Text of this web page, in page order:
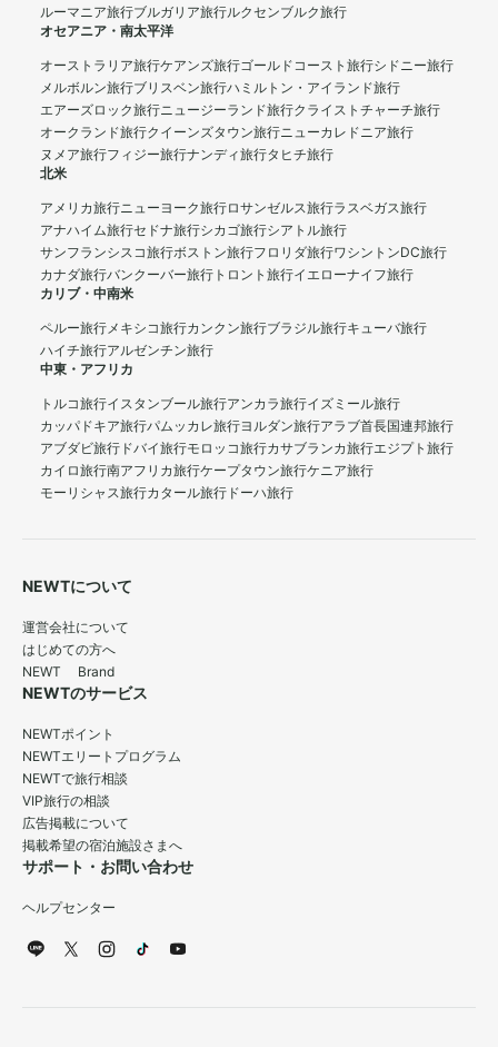
ルーマニア旅行ブルガリア旅行ルクセンブルク旅行
オセアニア・南太平洋
オーストラリア旅行ケアンズ旅行ゴールドコースト旅行シドニー旅行
メルボルン旅行ブリスベン旅行ハミルトン・アイランド旅行
エアーズロック旅行ニュージーランド旅行クライストチャーチ旅行
オークランド旅行クイーンズタウン旅行ニューカレドニア旅行
ヌメア旅行フィジー旅行ナンディ旅行タヒチ旅行
北米
アメリカ旅行ニューヨーク旅行ロサンゼルス旅行ラスベガス旅行
アナハイム旅行セドナ旅行シカゴ旅行シアトル旅行
サンフランシスコ旅行ボストン旅行フロリダ旅行ワシントンDC旅行
カナダ旅行バンクーバー旅行 トロント旅行イエローナイフ旅行
カリブ・中南米
ペルー旅行メキシコ旅行カンクン旅行ブラジル旅行キューバ旅行
ハイチ旅行アルゼンチン旅行
中東・アフリカ
トルコ旅行イスタンブール旅行アンカラ旅行イズミール旅行
カッパドキア旅行パムッカレ旅行ヨルダン旅行アラブ首長国連邦旅行
アブダビ旅行 ドバイ旅行モロッコ旅行カサブランカ旅行エジプト旅行
カイロ旅行南アフリカ旅行ケープタウン旅行ケニア旅行
モーリシャス旅行カタール旅行 ドーハ旅行
NEWTについて
運営会社について
はじめての方へ
NEWT Brand
NEWTのサービス
NEWTポイント
NEWTエリートプログラム
NEWTで旅行相談
VIP旅行の相談
広告掲載について
掲載希望の宿泊施設さまへ
サポート・お問い合わせ
ヘルプセンター